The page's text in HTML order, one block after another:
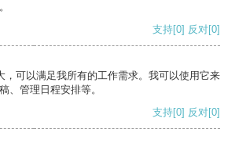
支持[0] 反对[0]
，可以满足我所有的工作需求。我可以使用它来
、管理日程安排等。
支持[0] 反对[0]